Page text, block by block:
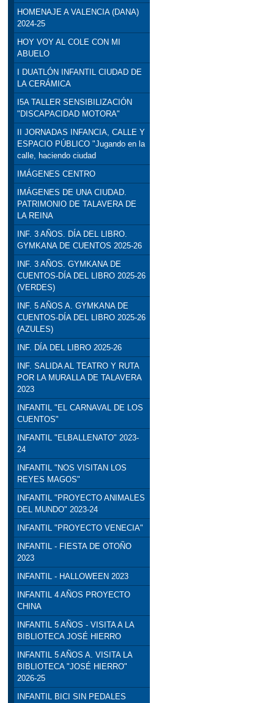
HOMENAJE A VALENCIA (DANA)
2024-25
HOY VOY AL COLE CON MI
ABUELO
I DUATLÓN INFANTIL CIUDAD DE
LA CERÁMICA
I5A TALLER SENSIBILIZACIÓN
"DISCAPACIDAD MOTORA"
II JORNADAS INFANCIA, CALLE Y
ESPACIO PÚBLICO "Jugando en la
calle, haciendo ciudad
IMÁGENES CENTRO
IMÁGENES DE UNA CIUDAD.
PATRIMONIO DE TALAVERA DE
LA REINA
INF. 3 AÑOS. DÍA DEL LIBRO.
GYMKANA DE CUENTOS 2025-26
INF. 3 AÑOS. GYMKANA DE
CUENTOS-DÍA DEL LIBRO 2025-26
(VERDES)
INF. 5 AÑOS A. GYMKANA DE
CUENTOS-DÍA DEL LIBRO 2025-26
(AZULES)
INF. DÍA DEL LIBRO 2025-26
INF. SALIDA AL TEATRO Y RUTA
POR LA MURALLA DE TALAVERA
2023
INFANTIL "EL CARNAVAL DE LOS
CUENTOS"
INFANTIL "ELBALLENATO" 2023-
24
INFANTIL "NOS VISITAN LOS
REYES MAGOS"
INFANTIL "PROYECTO ANIMALES
DEL MUNDO" 2023-24
INFANTIL "PROYECTO VENECIA"
INFANTIL - FIESTA DE OTOÑO
2023
INFANTIL - HALLOWEEN 2023
INFANTIL 4 AÑOS PROYECTO
CHINA
INFANTIL 5 AÑOS - VISITA A LA
BIBLIOTECA JOSÉ HIERRO
INFANTIL 5 AÑOS A. VISITA LA
BIBLIOTECA "JOSÉ HIERRO"
2026-25
INFANTIL BICI SIN PEDALES